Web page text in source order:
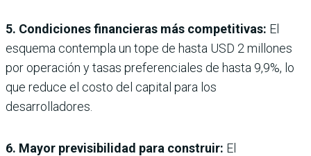
5. Condiciones financieras más competitivas: El
esquema contempla un tope de hasta USD 2 millones
por operación y tasas preferenciales de hasta 9,9%, lo
que reduce el costo del capital para los
desarrolladores.
6. Mayor previsibilidad para construir: El